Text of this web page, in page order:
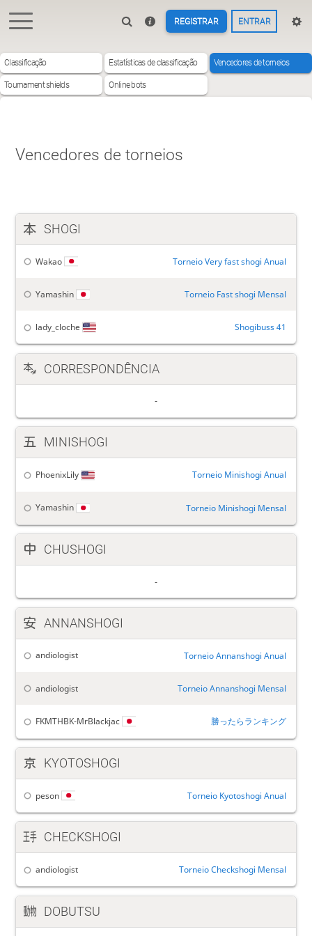
REGISTRAR ENTRAR
Classificação Estatísticas de classificação Vencedores de torneios
Tournament shields Online bots
Vencedores de torneios
SHOGI
Wakao Torneio Very fast shogi Anual
Yamashin Torneio Fast shogi Mensal
lady_cloche Shogibuss 41
CORRESPONDÊNCIA
MINISHOGI
PhoenixLily Torneio Minishogi Anual
Yamashin Torneio Minishogi Mensal
CHUSHOGI
ANNANSHOGI
andiologist Torneio Annanshogi Anual
andiologist Torneio Annanshogi Mensal
FKMTHBK-MrBlackjac 勝ったらランキング
KYOTOSHOGI
peson Torneio Kyotoshogi Anual
CHECKSHOGI
andiologist Torneio Checkshogi Mensal
DOBUTSU